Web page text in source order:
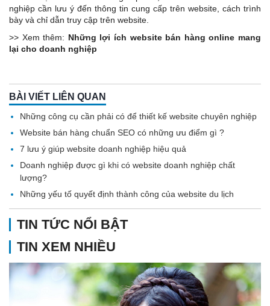
nghiệp cần lưu ý đến thông tin cung cấp trên website, cách trình
bày và chỉ dẫn truy cập trên website.
>> Xem thêm: Những lợi ích website bán hàng online mang
lại cho doanh nghiệp
BÀI VIẾT LIÊN QUAN
Những công cụ cần phải có để thiết kế website chuyên nghiệp
Website bán hàng chuẩn SEO có những ưu điểm gì ?
7 lưu ý giúp website doanh nghiệp hiệu quả
Doanh nghiệp được gì khi có website doanh nghiệp chất
lượng?
Những yếu tố quyết định thành công của website du lịch
TIN TỨC NỔI BẬT
TIN XEM NHIỀU